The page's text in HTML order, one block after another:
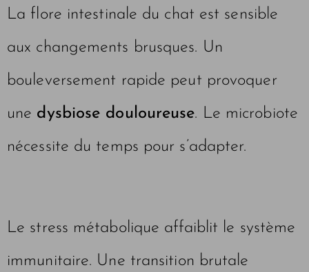
La flore intestinale du chat est sensible
aux changements brusques. Un
bouleversement rapide peut provoquer
une dysbiose douloureuse. Le microbiote
nécessite du temps pour s’adapter.
Le stress métabolique affaiblit le système
immunitaire. Une transition brutale